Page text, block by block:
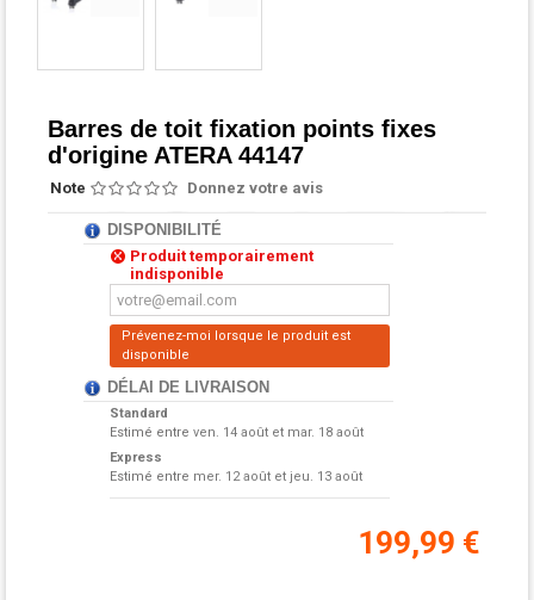
Barres de toit fixation points fixes
d'origine ATERA 44147
Note Donnez votre avis
DISPONIBILITÉ
Produit temporairement
indisponible
Prévenez-moi lorsque le produit est
disponible
DÉLAI DE LIVRAISON
Standard
Estimé entre ven. 14 août et mar. 18 août
Express
Estimé entre mer. 12 août et jeu. 13 août
199,99 €